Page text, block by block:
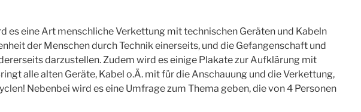
es eine Art menschliche Verkettung mit technischen Geräten und Kabeln
der Menschen durch Technik einerseits, und die Gefangenschaft und
darzustellen. Zudem wird es einige Plakate zur Aufklärung mit
alle alten Geräte, Kabel o.Ä. mit für die Anschauung und die Verkettung,
Nebenbei wird es eine Umfrage zum Thema geben, die von 4 Personen